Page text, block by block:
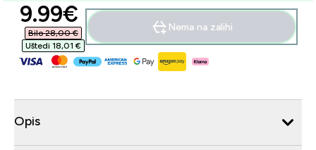
discounted price
9.99€‎
Bilo 28,00 €‎
Uštedi 18,01 €‎
Nema na zalihi
Opis